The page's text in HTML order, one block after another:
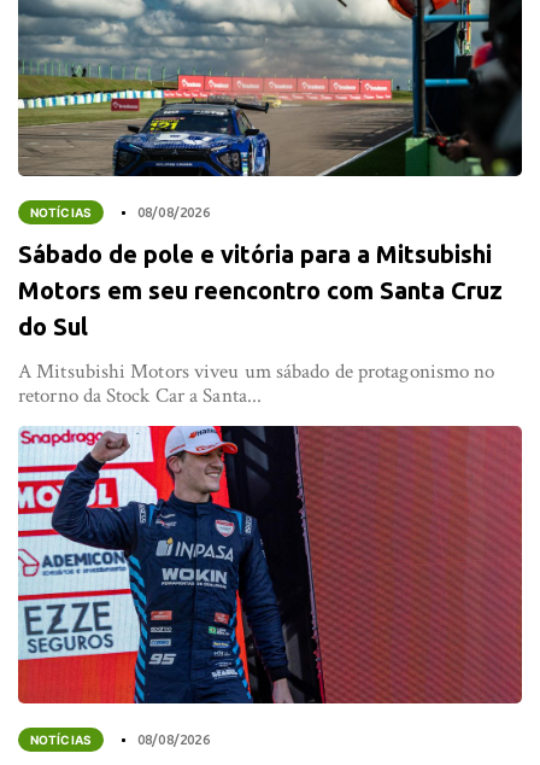
NOTÍCIAS 08/08/2026
Sábado de pole e vitória para a Mitsubishi
Motors em seu reencontro com Santa Cruz
do Sul
A Mitsubishi Motors viveu um sábado de protagonismo no
retorno da Stock Car a Santa...
NOTÍCIAS 08/08/2026